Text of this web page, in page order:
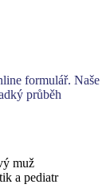
formulář. Naše
průběh
muž
a pediatr